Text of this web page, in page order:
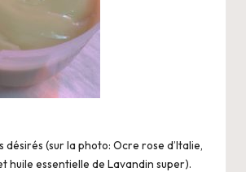
désirés (sur la photo: Ocre rose d’Italie,
huile essentielle de Lavandin super).